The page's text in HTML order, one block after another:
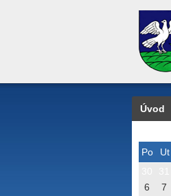
Úvod
Po Ut
6
7